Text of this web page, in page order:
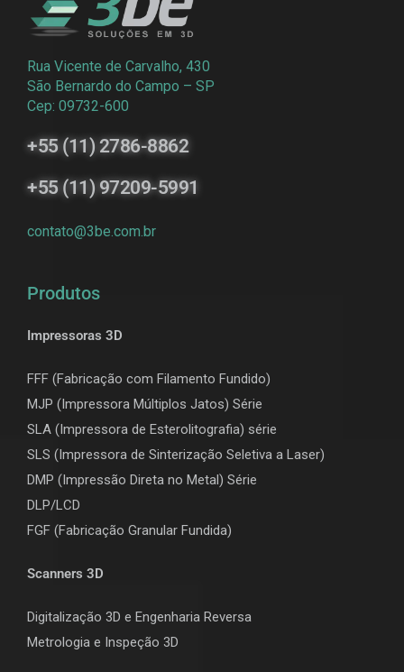
Rua Vicente de Carvalho, 430
São Bernardo do Campo – SP
Cep: 09732-600
+55 (11) 2786-8862
+55 (11) 97209-5991
contato@3be.com.br
Produtos
Impressoras 3D
FFF (Fabricação com Filamento Fundido)
MJP (Impressora Múltiplos Jatos) Série
SLA (Impressora de Esterolitografia) série
SLS (Impressora de Sinterização Seletiva a Laser)
DMP (Impressão Direta no Metal) Série
DLP/LCD
FGF (Fabricação Granular Fundida)
Scanners 3D
Digitalização 3D e Engenharia Reversa
Metrologia e Inspeção 3D